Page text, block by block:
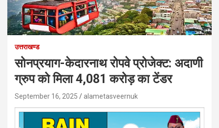
उत्तराखण्ड
सोनप्रयाग-केदारनाथ रोपवे प्रोजेक्ट: अदाणी
ग्रुप को मिला 4,081 करोड़ का टेंडर
September 16, 2025 alametasveernuk